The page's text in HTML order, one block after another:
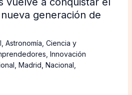
generación de
Astronomía Ciencia y
Innovación
Madrid Nacional